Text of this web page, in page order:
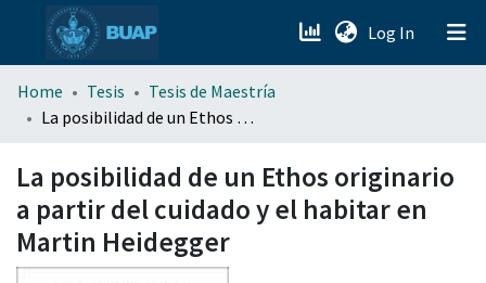
Log In (current)
menu.section.about_menu
Home Tesis
Tesis de Maestría
La posibilidad de un Ethos originario a partir del cuidado y el habitar en Martin Heidegger
La posibilidad de un Ethos originario
a partir del cuidado y el habitar en
Martin Heidegger